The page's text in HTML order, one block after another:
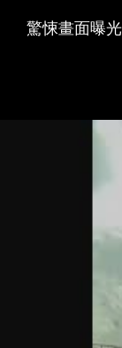
驚悚畫面曝